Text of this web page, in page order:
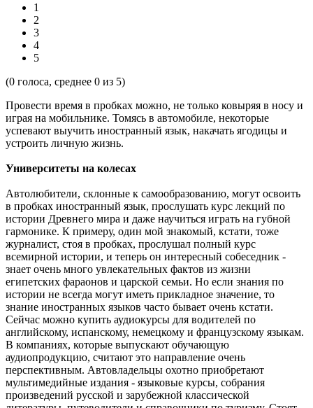
1
2
3
4
5
(0 голоса, среднее 0 из 5)
Провести время в пробках можно, не только ковыряя в носу и
играя на мобильнике. Томясь в автомобиле, некоторые
успевают выучить иностранный язык, накачать ягодицы и
устроить личную жизнь.
Университеты на колесах
Автолюбители, склонные к самообразованию, могут освоить
в пробках иностранный язык, прослушать курс лекций по
истории Древнего мира и даже научиться играть на губной
гармонике. К примеру, один мой знакомый, кстати, тоже
журналист, стоя в пробках, прослушал полный курс
всемирной истории, и теперь он интересный собеседник -
знает очень много увлекательных фактов из жизни
египетских фараонов и царской семьи. Но если знания по
истории не всегда могут иметь прикладное значение, то
знание иностранных языков часто бывает очень кстати.
Сейчас можно купить аудиокурсы для водителей по
английскому, испанскому, немецкому и французскому языкам.
В компаниях, которые выпускают обучающую
аудиопродукцию, считают это направление очень
перспективным. Автовладельцы охотно приобретают
мультимедийные издания - языковые курсы, собрания
произведений русской и зарубежной классической